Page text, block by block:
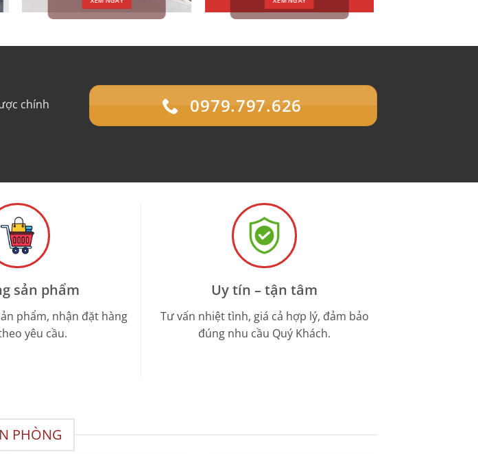
chính
0979.797.626
sản phẩm
phẩm, nhận đặt hàng
yêu cầu.
Uy tín – tận tâm
Tư vấn nhiệt tình, giá cả hợp lý, đảm bảo
đúng nhu cầu Quý Khách.
PHÒNG